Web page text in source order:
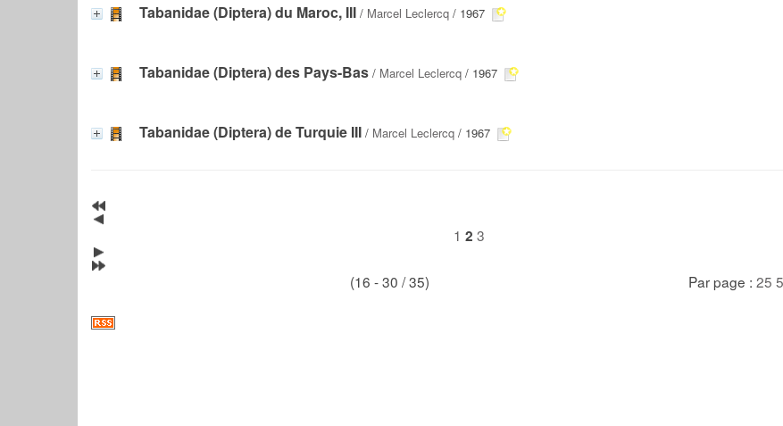
Tabanidae (Diptera) du Maroc, III / Marcel Leclercq / 1967
Tabanidae (Diptera) des Pays-Bas / Marcel Leclercq / 1967
Tabanidae (Diptera) de Turquie III / Marcel Leclercq / 1967
1 2 3
(16 - 30 / 35) Par page : 25